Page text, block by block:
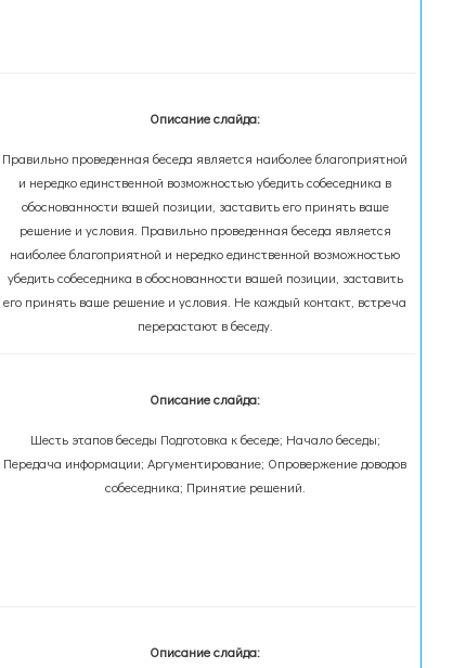
Описание слайда:
Правильно проведенная беседа является наиболее благоприятной
и нередко единственной возможностью убедить собеседника в
обоснованности вашей позиции, заставить его принять ваше
решение и условия. Правильно проведенная беседа является
наиболее благоприятной и нередко единственной возможностью
убедить собеседника в обоснованности вашей позиции, заставить
его принять ваше решение и условия. Не каждый контакт, встреча
перерастают в беседу.
Описание слайда:
Шесть этапов беседы Подготовка к беседе; Начало беседы;
Передача информации; Аргументирование; Опровержение доводов
собеседника; Принятие решений.
Описание слайда: